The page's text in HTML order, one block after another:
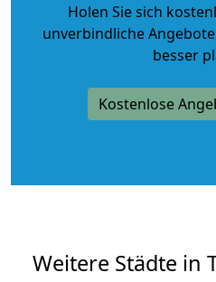
Holen Sie sich
unverbindliche Angebote
besser
Kostenlose
Weitere Städte in